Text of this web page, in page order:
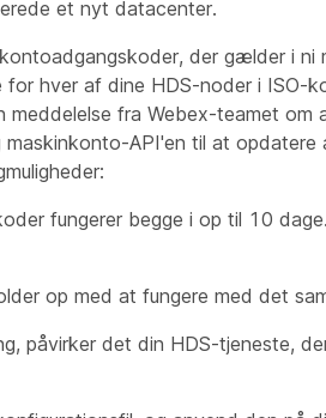
et nyt datacenter.
der gælder i
hver af dine HDS-noder i ISO-
fra Webex-teamet om
API'en til at
fungerer begge i op til 10
op med at fungere med det
påvirker det din HDS-tjeneste,